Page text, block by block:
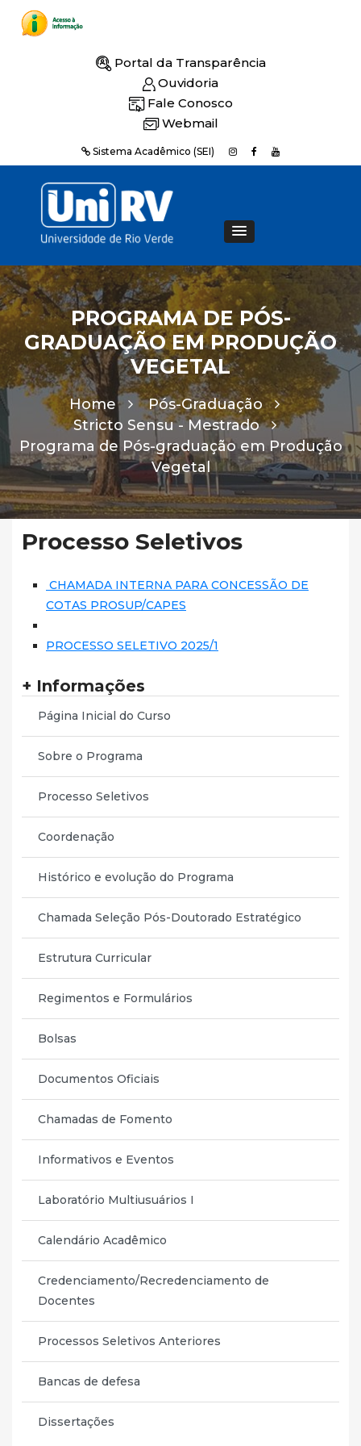
Portal da Transparência
Ouvidoria
Fale Conosco
Webmail
Sistema Acadêmico (SEI)
PROGRAMA DE PÓS-
GRADUAÇÃO EM PRODUÇÃO
VEGETAL
Home
Pós-Graduação
Stricto Sensu - Mestrado
Programa de Pós-graduação em Produção
Vegetal
Processo Seletivos
CHAMADA INTERNA PARA CONCESSÃO DE
COTAS PROSUP/CAPES
PROCESSO SELETIVO 2025/1
+ Informações
Página Inicial do Curso
Sobre o Programa
Processo Seletivos
Coordenação
Histórico e evolução do Programa
Chamada Seleção Pós-Doutorado Estratégico
Estrutura Curricular
Regimentos e Formulários
Bolsas
Documentos Oficiais
Chamadas de Fomento
Informativos e Eventos
Laboratório Multiusuários I
Calendário Acadêmico
Credenciamento/Recredenciamento de
Docentes
Processos Seletivos Anteriores
Bancas de defesa
Dissertações